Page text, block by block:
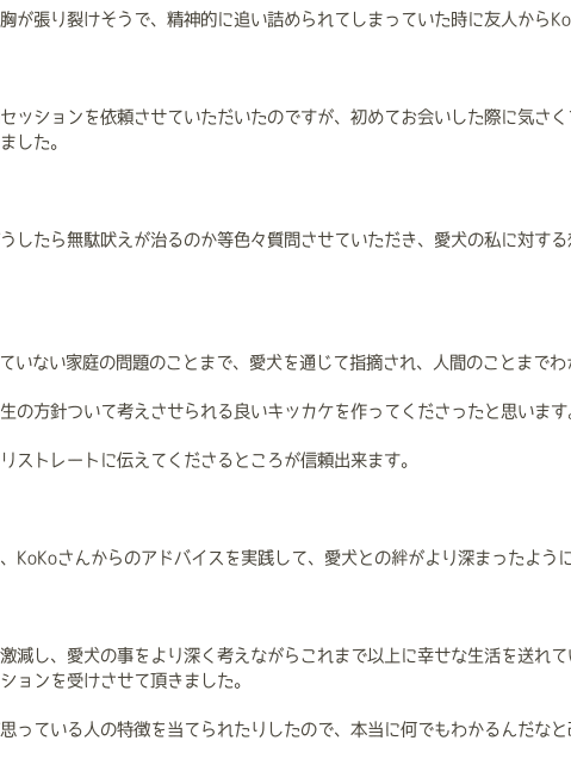
が張り裂けそうで、精神的に追い詰められてしまっていた時に友人から
ッションを依頼させていただいたのですが、初めてお会いした際に気さ
した。
したら無駄吠えが治るのか等色々質問させていただき、愛犬の私に対す
いない家庭の問題のことまで、愛犬を通じて指摘され、人間のことまでわ
の方針ついて考えさせられる良いキッカケを作ってくださったと思います
ストレートに伝えてくださるところが信頼出来ます。
KoKoさんからのアドバイスを実践して、愛犬との絆がより深まったよう
減し、愛犬の事をより深く考えながらこれまで以上に幸せな生活を送れ
ョンを受けさせて頂きました。
っている人の特徴を当てられたりしたので、本当に何でもわかるんだなと